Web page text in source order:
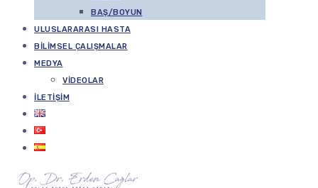
BAŞ/BOYUN
ULUSLARARASI HASTA
BILIMSEL ÇALIŞMALAR
MEDYA
VIDEOLAR
İLETIŞIM